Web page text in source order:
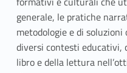
generale, le pratiche
metodologie e di
diversi contesti educativi,
libro e della lettura